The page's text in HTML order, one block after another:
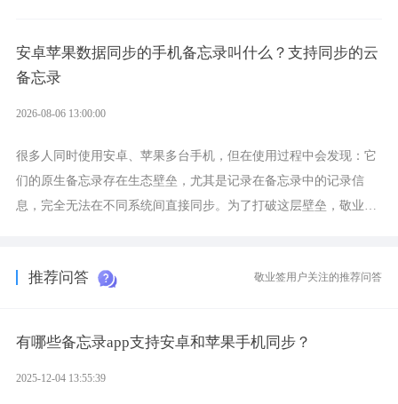
安卓苹果数据同步的手机备忘录叫什么？支持同步的云
备忘录
2026-08-06 13:00:00
很多人同时使用安卓、苹果多台手机，但在使用过程中会发现：它
们的原生备忘录存在生态壁垒，尤其是记录在备忘录中的记录信
息，完全无法在不同系统间直接同步。为了打破这层壁垒，敬业签
推荐问答 敬业签用户关注的推荐问答
有哪些备忘录app支持安卓和苹果手机同步？
2025-12-04 13:55:39